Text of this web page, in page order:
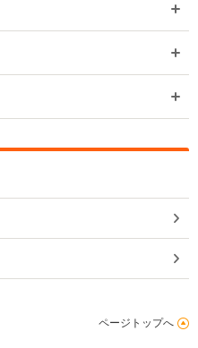
ページトップへ